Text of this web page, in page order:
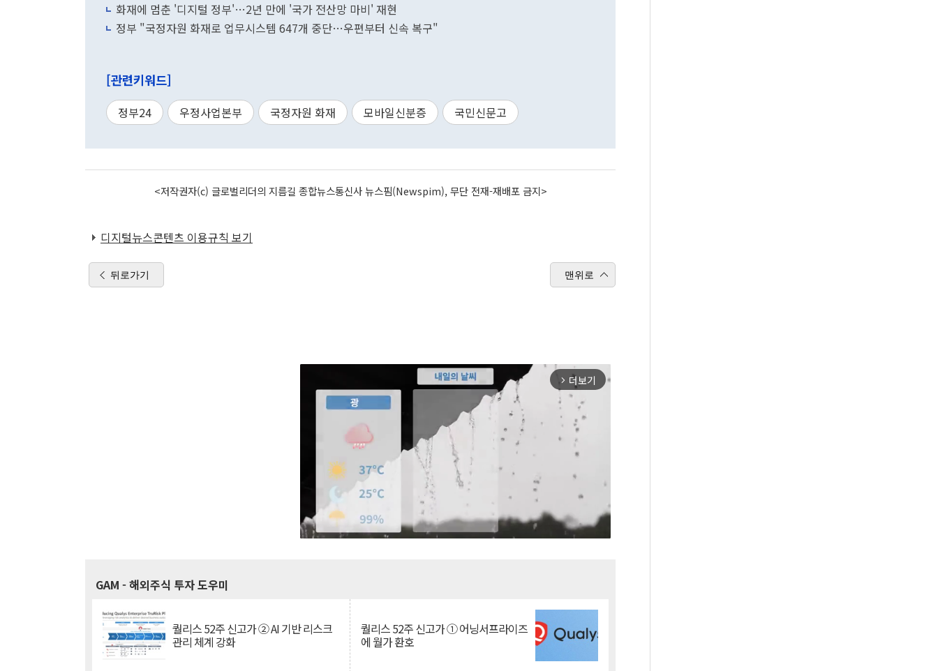
화재에 멈춘 '디지털 정부'…2년 만에 '국가 전산망 마비' 재현
정부 "국정자원 화재로 업무시스템 647개 중단…우편부터 신속 복구"
[관련키워드]
정부24 우정사업본부 국정자원 화재 모바일신분증 국민신문고
<저작권자(c) 글로벌리더의 지름길 종합뉴스통신사 뉴스핌(Newspim), 무단 전재-재배포 금지>
디지털뉴스콘텐츠 이용규칙 보기
뒤로가기 맨위로
arrow_forward_ios 더보기
GAM - 해외주식 투자 도우미
퀄리스 52주 신고가 ② AI 기반 리스크
관리 체계 강화
퀄리스 52주 신고가 ① 어닝서프라이즈
에 월가 환호